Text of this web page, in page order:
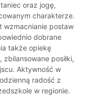
oraz jogę,
charakterze.
wzmacnianie postaw
dobrane
także opiekę
posiłki,
Aktywność w
radość z
w regionie.